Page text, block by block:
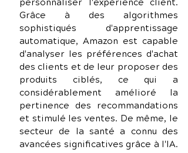
personnaliser l'expérience client.
Grâce à des algorithmes
sophistiqués d'apprentissage
automatique, Amazon est capable
d'analyser les préférences d'achat
des clients et de leur proposer des
produits ciblés, ce qui a
considérablement amélioré la
pertinence des recommandations
et stimulé les ventes. De même, le
secteur de la santé a connu des
avancées significatives grâce à l'IA.